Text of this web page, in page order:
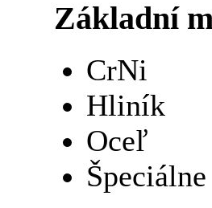
Základní
CrNi
Hliník
Oceľ